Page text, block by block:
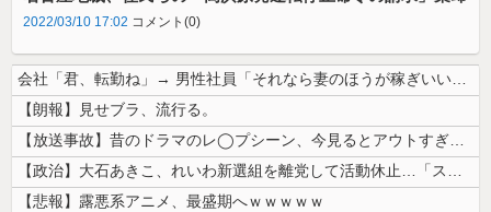
2022/03/10 17:02 コメント(0)
会社「君、転勤ね」→ 男性社員「それなら妻のほうが稼ぎいいんで辞めます...
【朗報】見せブラ、流行る。
【放送事故】昔のドラマのレ◯プシーン、今見るとアウトすぎる・・・
【政治】大石あきこ、れいわ新選組を離党して活動休止…「スジは通します」...
【悲報】露悪系アニメ、最盛期へｗｗｗｗｗ